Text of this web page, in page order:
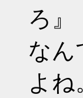
ろ』
なん
よね